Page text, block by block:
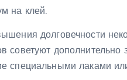
на клей.
долговечности
советуют дополнительно
специальными лаками